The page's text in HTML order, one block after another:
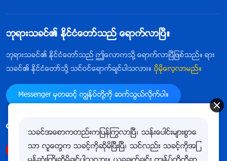
ဘုရားသခင္၏ ႏိုင္ငံေတာ္သည္ ေရာက္လာၿပီ။
ဘုရားသခင္၏ ႏိုင္ငံေတာ္သည္ ဤေလာကသို႔ ေရာက္လာၿပီျဖစ္သည္။ ရား
သခင္၏ ႏိုင္ငံေတာ္သို႔ သင္ဝင္ေရာက္ခ်င္ပါသလား။ ပိုမိုေလ့လာမည္။
Messenger မွတဆင့္ ကြၽန္ုပ္တို႔ကို ဆက္သြယ္လိုက္ပါ။
ကြၽန္ုပ္တို႔ကို follow ျပဳလုပ္ရန္
သခင္အေစာကတည္းကျပန္ႂကြလာၿပီ၊ သန္းေပါင္းမ်ားစြာေ
သာ လူေတြက သခင့္ကိုဆိုမိၿပီးၿပီ၊ သင္လည္း သခင့္ကိုအျ